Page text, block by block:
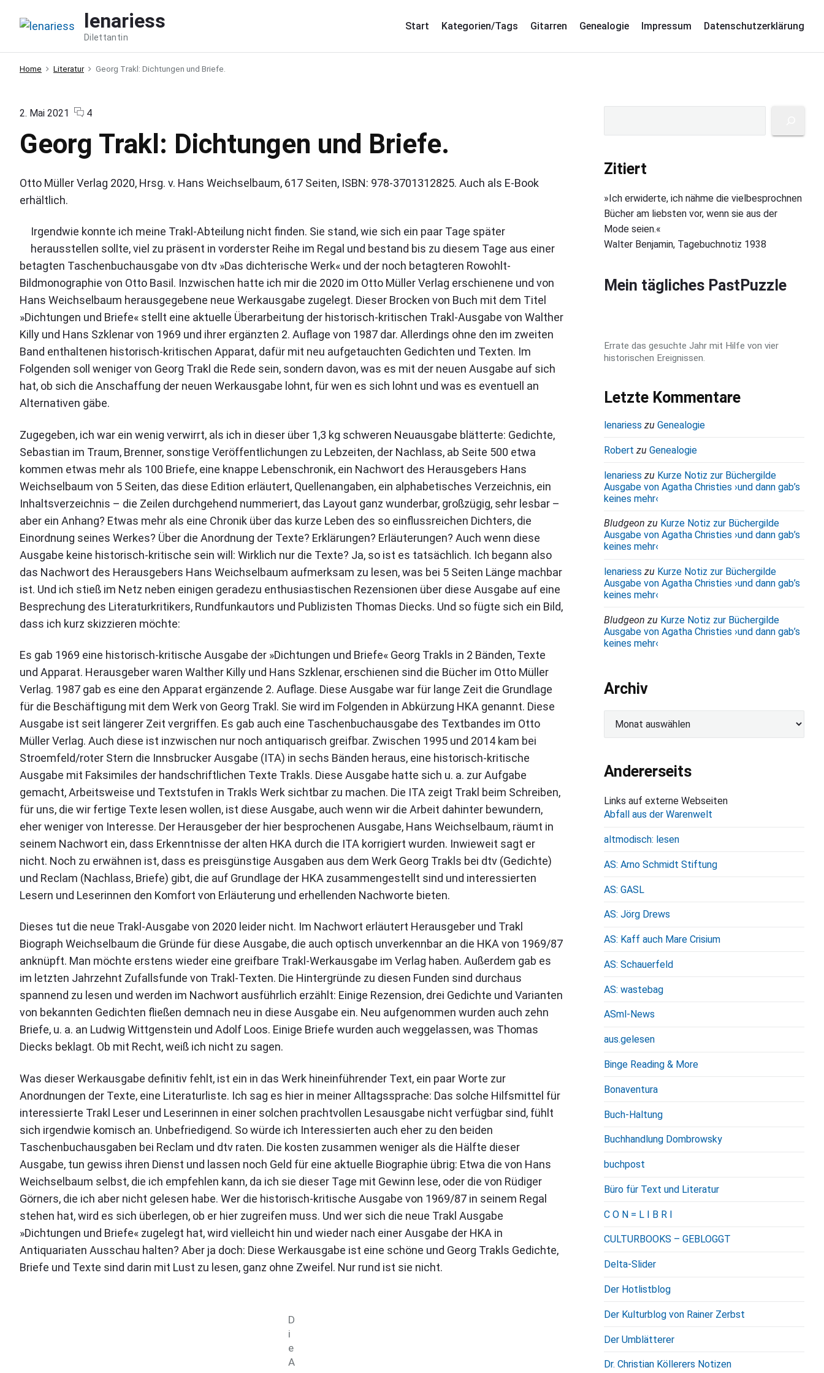
lenariess
Dilettantin
Start Kategorien/Tags Gitarren Genealogie Impressum Datenschutzerklärung
Home Literatur Georg Trakl: Dichtungen und Briefe.
2. Mai 2021 4c
m
t
o
r
a
k
:
D
i
c
h
t
n
g
n
u
B
r
i
f
e
"
Georg Trakl: Dichtungen und Briefe.
Otto Müller Verlag 2020, Hrsg. v. Hans Weichselbaum, 617 Seiten, ISBN: 978-3701312825. Auch als E-Book
erhältlich.
Irgendwie konnte ich meine Trakl-Abteilung nicht finden. Sie stand, wie sich ein paar Tage später
herausstellen sollte, viel zu präsent in vorderster Reihe im Regal und bestand bis zu diesem Tage aus einer
betagten Taschenbuchausgabe von dtv »Das dichterische Werk« und der noch betagteren Rowohlt-
Bildmonographie von Otto Basil. Inzwischen hatte ich mir die 2020 im Otto Müller Verlag erschienene und von
Hans Weichselbaum herausgegebene neue Werkausgabe zugelegt. Dieser Brocken von Buch mit dem Titel
»Dichtungen und Briefe« stellt eine aktuelle Überarbeitung der historisch-kritischen Trakl-Ausgabe von Walther
Killy und Hans Szklenar von 1969 und ihrer ergänzten 2. Auflage von 1987 dar. Allerdings ohne den im zweiten
Band enthaltenen historisch-kritischen Apparat, dafür mit neu aufgetauchten Gedichten und Texten. Im
Folgenden soll weniger von Georg Trakl die Rede sein, sondern davon, was es mit der neuen Ausgabe auf sich
hat, ob sich die Anschaffung der neuen Werkausgabe lohnt, für wen es sich lohnt und was es eventuell an
Alternativen gäbe.
Zugegeben, ich war ein wenig verwirrt, als ich in dieser über 1,3 kg schweren Neuausgabe blätterte: Gedichte,
Sebastian im Traum, Brenner, sonstige Veröffentlichungen zu Lebzeiten, der Nachlass, ab Seite 500 etwa
kommen etwas mehr als 100 Briefe, eine knappe Lebenschronik, ein Nachwort des Herausgebers Hans
Weichselbaum von 5 Seiten, das diese Edition erläutert, Quellenangaben, ein alphabetisches Verzeichnis, ein
Inhaltsverzeichnis – die Zeilen durchgehend nummeriert, das Layout ganz wunderbar, großzügig, sehr lesbar –
aber ein Anhang? Etwas mehr als eine Chronik über das kurze Leben des so einflussreichen Dichters, die
Einordnung seines Werkes? Über die Anordnung der Texte? Erklärungen? Erläuterungen? Auch wenn diese
Ausgabe keine historisch-kritische sein will: Wirklich nur die Texte? Ja, so ist es tatsächlich. Ich begann also
das Nachwort des Herausgebers Hans Weichselbaum aufmerksam zu lesen, was bei 5 Seiten Länge machbar
ist. Und ich stieß im Netz neben einigen geradezu enthusiastischen Rezensionen über diese Ausgabe auf eine
Besprechung des Literaturkritikers, Rundfunkautors und Publizisten Thomas Diecks. Und so fügte sich ein Bild,
dass ich kurz skizzieren möchte:
Es gab 1969 eine historisch-kritische Ausgabe der »Dichtungen und Briefe« Georg Trakls in 2 Bänden, Texte
und Apparat. Herausgeber waren Walther Killy und Hans Szklenar, erschienen sind die Bücher im Otto Müller
Verlag. 1987 gab es eine den Apparat ergänzende 2. Auflage. Diese Ausgabe war für lange Zeit die Grundlage
für die Beschäftigung mit dem Werk von Georg Trakl. Sie wird im Folgenden in Abkürzung HKA genannt. Diese
Ausgabe ist seit längerer Zeit vergriffen. Es gab auch eine Taschenbuchausgabe des Textbandes im Otto
Müller Verlag. Auch diese ist inzwischen nur noch antiquarisch greifbar. Zwischen 1995 und 2014 kam bei
Stroemfeld/roter Stern die Innsbrucker Ausgabe (ITA) in sechs Bänden heraus, eine historisch-kritische
Ausgabe mit Faksimiles der handschriftlichen Texte Trakls. Diese Ausgabe hatte sich u. a. zur Aufgabe
gemacht, Arbeitsweise und Textstufen in Trakls Werk sichtbar zu machen. Die ITA zeigt Trakl beim Schreiben,
für uns, die wir fertige Texte lesen wollen, ist diese Ausgabe, auch wenn wir die Arbeit dahinter bewundern,
eher weniger von Interesse. Der Herausgeber der hier besprochenen Ausgabe, Hans Weichselbaum, räumt in
seinem Nachwort ein, dass Erkenntnisse der alten HKA durch die ITA korrigiert wurden. Inwieweit sagt er
nicht. Noch zu erwähnen ist, dass es preisgünstige Ausgaben aus dem Werk Georg Trakls bei dtv (Gedichte)
und Reclam (Nachlass, Briefe) gibt, die auf Grundlage der HKA zusammengestellt sind und interessierten
Lesern und Leserinnen den Komfort von Erläuterung und erhellenden Nachworte bieten.
Dieses tut die neue Trakl-Ausgabe von 2020 leider nicht. Im Nachwort erläutert Herausgeber und Trakl
Biograph Weichselbaum die Gründe für diese Ausgabe, die auch optisch unverkennbar an die HKA von 1969/87
anknüpft. Man möchte erstens wieder eine greifbare Trakl-Werkausgabe im Verlag haben. Außerdem gab es
im letzten Jahrzehnt Zufallsfunde von Trakl-Texten. Die Hintergründe zu diesen Funden sind durchaus
spannend zu lesen und werden im Nachwort ausführlich erzählt: Einige Rezension, drei Gedichte und Varianten
von bekannten Gedichten fließen demnach neu in diese Ausgabe ein. Neu aufgenommen wurden auch zehn
Briefe, u. a. an Ludwig Wittgenstein und Adolf Loos. Einige Briefe wurden auch weggelassen, was Thomas
Diecks beklagt. Ob mit Recht, weiß ich nicht zu sagen.
Was dieser Werkausgabe definitiv fehlt, ist ein in das Werk hineinführender Text, ein paar Worte zur
Anordnungen der Texte, eine Literaturliste. Ich sag es hier in meiner Alltagssprache: Das solche Hilfsmittel für
interessierte Trakl Leser und Leserinnen in einer solchen prachtvollen Lesausgabe nicht verfügbar sind, fühlt
sich irgendwie komisch an. Unbefriedigend. So würde ich Interessierten auch eher zu den beiden
Taschenbuchausgaben bei Reclam und dtv raten. Die kosten zusammen weniger als die Hälfte dieser
Ausgabe, tun gewiss ihren Dienst und lassen noch Geld für eine aktuelle Biographie übrig: Etwa die von Hans
Weichselbaum selbst, die ich empfehlen kann, da ich sie dieser Tage mit Gewinn lese, oder die von Rüdiger
Görners, die ich aber nicht gelesen habe. Wer die historisch-kritische Ausgabe von 1969/87 in seinem Regal
stehen hat, wird es sich überlegen, ob er hier zugreifen muss. Und wer sich die neue Trakl Ausgabe
»Dichtungen und Briefe« zugelegt hat, wird vielleicht hin und wieder nach einer Ausgabe der HKA in
Antiquariaten Ausschau halten? Aber ja doch: Diese Werkausgabe ist eine schöne und Georg Trakls Gedichte,
Briefe und Texte sind darin mit Lust zu lesen, ganz ohne Zweifel. Nur rund ist sie nicht.
D
i
e
A
e
Zitiert
»Ich erwiderte, ich nähme die vielbesprochnen
Bücher am liebsten vor, wenn sie aus der
Mode seien.«
Walter Benjamin, Tagebuchnotiz 1938
Mein tägliches PastPuzzle
Errate das gesuchte Jahr mit Hilfe von vier
historischen Ereignissen.
Letzte Kommentare
lenariess zuGenealogie
Robert zuGenealogie
lenariess zu Kurze Notiz zur Büchergilde
Ausgabe von Agatha Christies ›und dann gab’s
keines mehr‹
Bludgeon zu Kurze Notiz zur Büchergilde
Ausgabe von Agatha Christies ›und dann gab’s
keines mehr‹
lenariess zu Kurze Notiz zur Büchergilde
Ausgabe von Agatha Christies ›und dann gab’s
keines mehr‹
Bludgeon zu Kurze Notiz zur Büchergilde
Ausgabe von Agatha Christies ›und dann gab’s
keines mehr‹
Archiv
h
i
v
Andererseits
Links auf externe Webseiten
Abfall aus der Warenwelt
altmodisch: lesen
AS: Arno Schmidt Stiftung
AS: GASL
AS: Jörg Drews
AS: Kaff auch Mare Crisium
AS: Schauerfeld
AS: wastebag
ASml-News
aus.gelesen
Binge Reading & More
Bonaventura
Buch-Haltung
Buchhandlung Dombrowsky
buchpost
Büro für Text und Literatur
C O N = L I B R I
CULTURBOOKS – GEBLOGGT
Delta-Slider
Der Hotlistblog
Der Kulturblog von Rainer Zerbst
Der Umblätterer
Dr. Christian Köllerers Notizen